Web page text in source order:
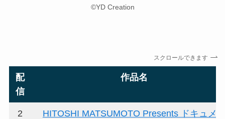
©YD Creation
スクロールできます
配
信
作品名
2
HITOSHI MATSUMOTO Presents ドキュメ